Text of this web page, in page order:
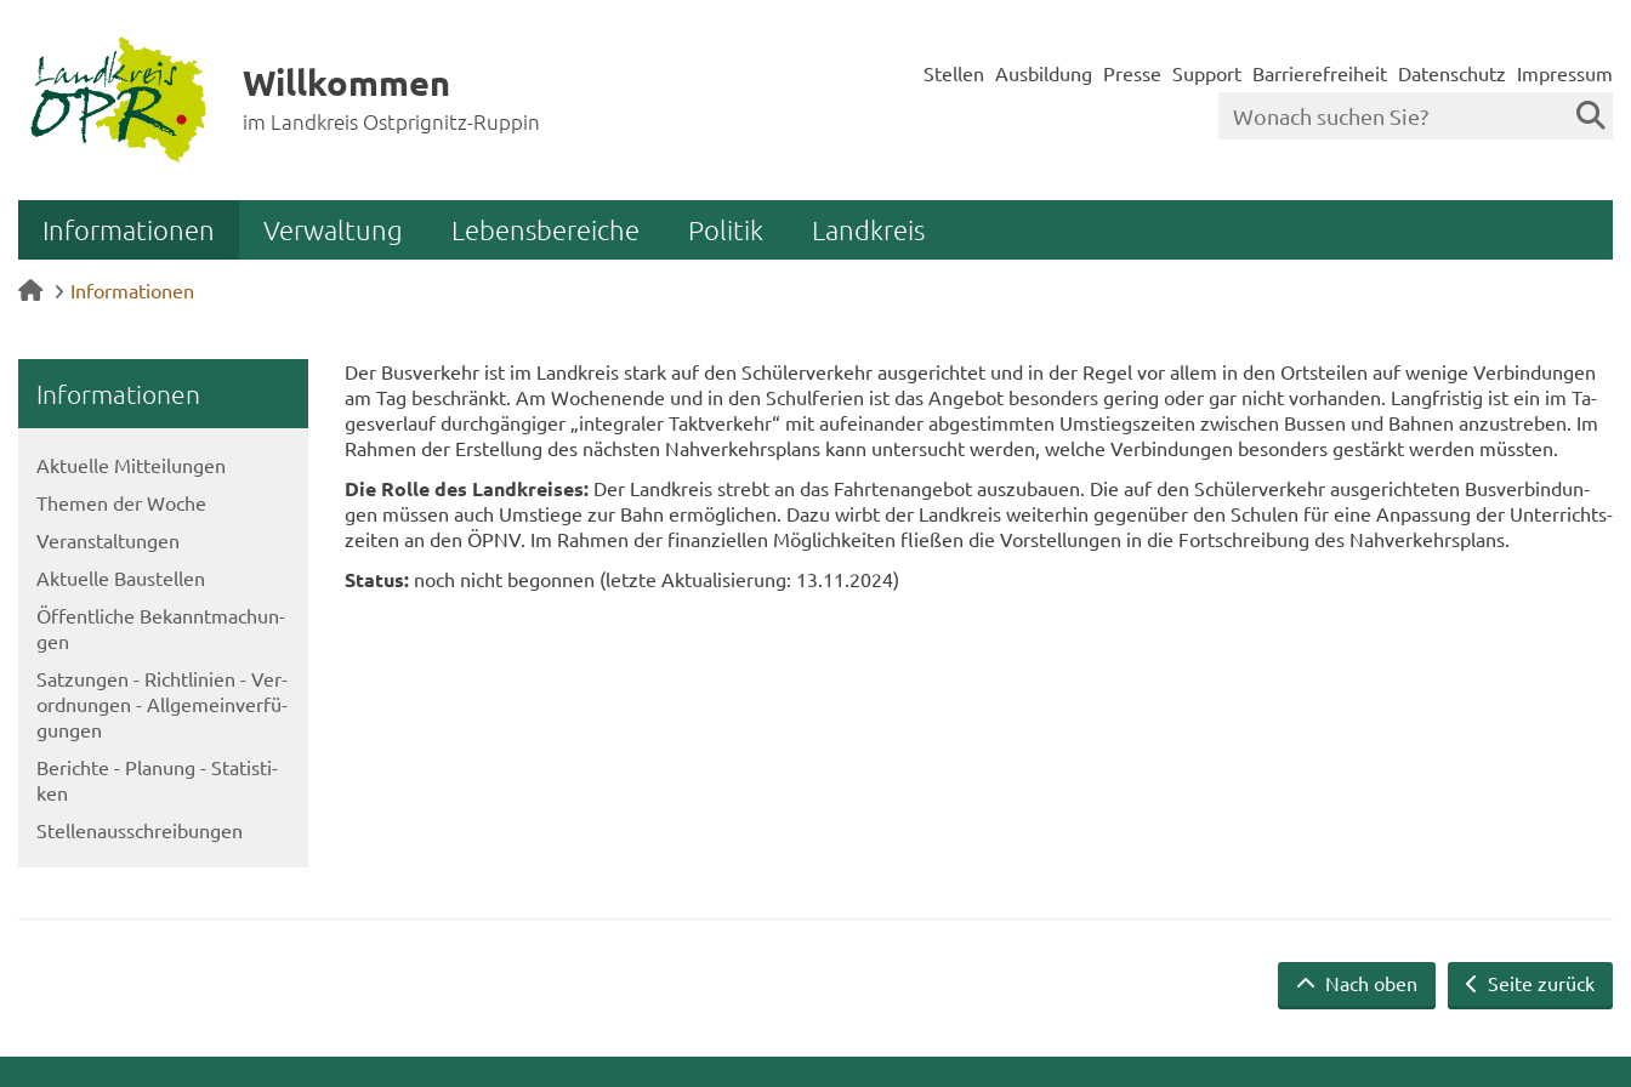
Willkommen
im Landkreis Ostprignitz-Ruppin
Stellen Ausbildung Presse Support Barrierefreiheit Datenschutz Impressum
Informationen Verwaltung Lebensbereiche Politik Landkreis
Informationen
In­for­ma­tio­nen
Ak­tu­el­le Mit­tei­lun­gen
The­men der Woche
Ver­an­stal­tun­gen
Ak­tu­el­le Bau­stel­len
Öf­fent­li­che Be­kannt­ma­chun­
gen
Sat­zun­gen - Richt­li­ni­en - Ver­
ord­nun­gen - All­ge­mein­ver­fü­
gun­gen
Be­rich­te - Pla­nung - Sta­tis­ti­
ken
Stel­len­aus­schrei­bun­gen
Der Bus­ver­kehr ist im Land­kreis stark auf den Schü­ler­ver­kehr aus­ge­rich­tet und in der Regel vor allem in den Orts­tei­len auf we­ni­ge Ver­bin­dun­gen
am Tag be­schränkt. Am Wo­chen­en­de und in den Schul­fe­ri­en ist das An­ge­bot be­son­ders ge­ring oder gar nicht vor­han­den. Lang­fris­tig ist ein im Ta­
ges­ver­lauf durch­gän­gi­ger „in­te­gra­ler Takt­ver­kehr“ mit auf­ein­an­der ab­ge­stimm­ten Um­stiegs­zei­ten zwi­schen Bus­sen und Bah­nen an­zu­stre­ben. Im
Rah­men der Er­stel­lung des nächs­ten Nah­ver­kehrs­plans kann un­ter­sucht wer­den, wel­che Ver­bin­dun­gen be­son­ders ge­stärkt wer­den müss­ten.
Die Rolle des Land­krei­ses:Der Land­kreis strebt an das Fahr­ten­an­ge­bot aus­zu­bau­en. Die auf den Schü­ler­ver­kehr aus­ge­rich­te­ten Bus­ver­bin­dun­
gen müs­sen auch Um­stie­ge zur Bahn er­mög­li­chen. Dazu wirbt der Land­kreis wei­ter­hin ge­gen­über den Schu­len für eine An­pas­sung der Un­ter­richts­
zei­ten an den ÖPNV. Im Rah­men der fi­nan­zi­el­len Mög­lich­kei­ten flie­ßen die Vor­stel­lun­gen in die Fort­schrei­bung des Nah­ver­kehrs­plans.
Sta­tus:noch nicht be­gon­nen (letz­te Ak­tua­li­sie­rung: 13.11.2024)
Seite zurück
Nach oben